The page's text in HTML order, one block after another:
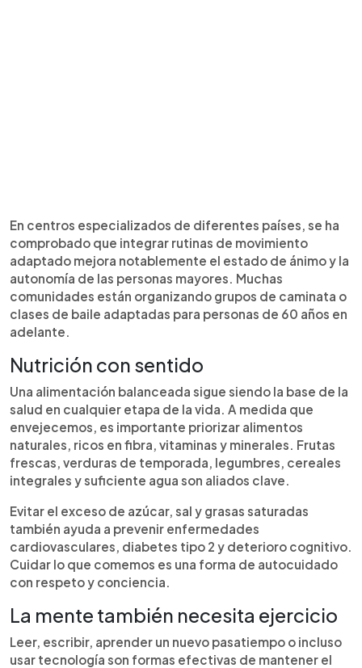
En centros especializados de diferentes países, se ha
comprobado que integrar rutinas de movimiento
adaptado mejora notablemente el estado de ánimo y la
autonomía de las personas mayores. Muchas
comunidades están organizando grupos de caminata o
clases de baile adaptadas para personas de 60 años en
adelante.
Nutrición con sentido
Una alimentación balanceada sigue siendo la base de la
salud en cualquier etapa de la vida. A medida que
envejecemos, es importante priorizar alimentos
naturales, ricos en fibra, vitaminas y minerales. Frutas
frescas, verduras de temporada, legumbres, cereales
integrales y suficiente agua son aliados clave.
Evitar el exceso de azúcar, sal y grasas saturadas
también ayuda a prevenir enfermedades
cardiovasculares, diabetes tipo 2 y deterioro cognitivo.
Cuidar lo que comemos es una forma de autocuidado
con respeto y conciencia.
La mente también necesita ejercicio
Leer, escribir, aprender un nuevo pasatiempo o incluso
usar tecnología son formas efectivas de mantener el